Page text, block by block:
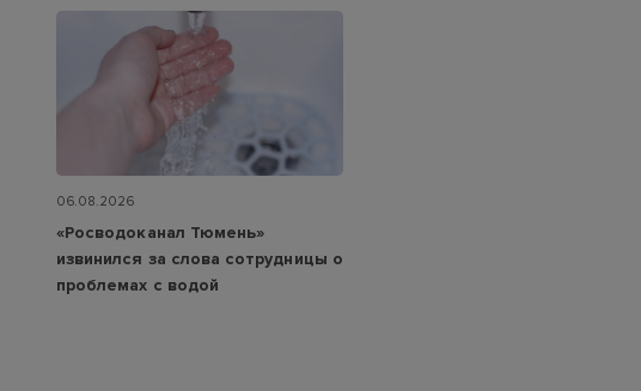
06.08.2026
«Росводоканал Тюмень»
извинился за слова сотрудницы о
проблемах с водой